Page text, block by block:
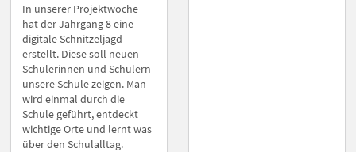
In unserer Projektwoche
hat der Jahrgang 8 eine
digitale Schnitzeljagd
erstellt. Diese soll neuen
Schülerinnen und Schülern
unsere Schule zeigen. Man
wird einmal durch die
Schule geführt, entdeckt
wichtige Orte und lernt was
über den Schulalltag.